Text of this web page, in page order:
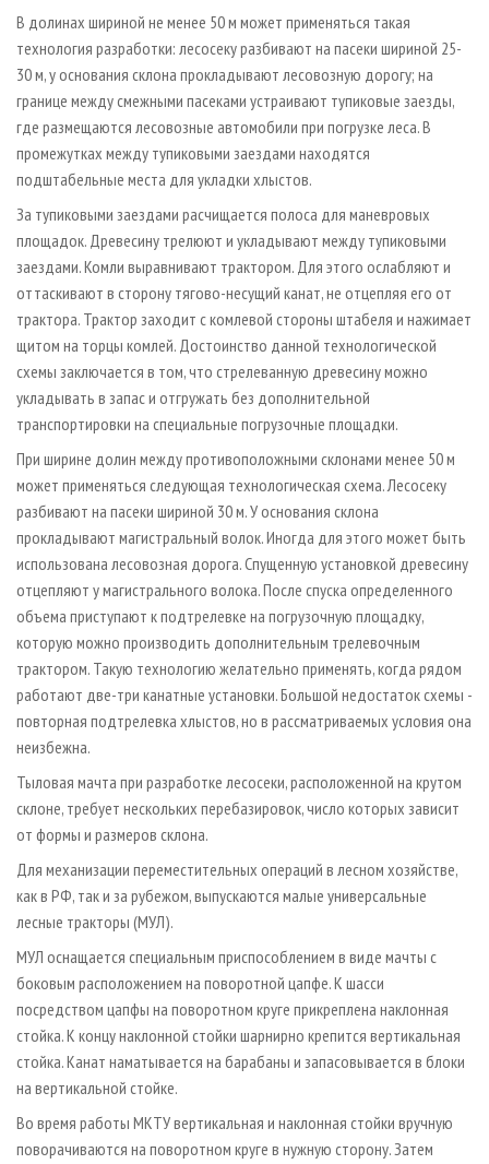
В долинах шириной не менее 50 м может применяться такая
технология разработки: лесосеку разбивают на пасеки шириной 25-
30 м, у основания склона прокладывают лесовозную дорогу; на
границе между смежными пасеками устраивают тупиковые заезды,
где размещаются лесовозные автомобили при погрузке леса. В
промежутках между тупиковыми заездами находятся
подштабельные места для укладки хлыстов.
За тупиковыми заездами расчищается полоса для маневровых
площадок. Древесину трелюют и укладывают между тупиковыми
заездами. Комли выравнивают трактором. Для этого ослабляют и
оттаскивают в сторону тягово­-несущий канат, не отцепляя его от
трактора. Трактор заходит с комлевой стороны штабеля и нажимает
щитом на торцы комлей. Достоинство данной технологической
схемы заключается в том, что стрелеванную древесину можно
укладывать в запас и отгружать без дополнительной
транспортировки на специальные погрузочные площадки.
При ширине долин между противоположными склонами менее 50 м
может применяться следующая технологическая схема. Лесосеку
разбивают на пасеки шириной 30 м. У основания склона
прокладывают магистральный волок. Иногда для этого может быть
использована лесовозная дорога. Спущенную установкой древесину
отцепляют у магистрального волока. После спуска определенного
объема приступают к подтрелевке на погрузочную площадку,
которую можно производить дополнительным трелевочным
трактором. Такую технологию желательно применять, когда рядом
работают две-три канатные установки. Большой недостаток схемы -
повторная подтрелевка хлыстов, но в рассматриваемых условия она
неизбежна.
Тыловая мачта при разработке лесосеки, расположенной на крутом
склоне, требует нескольких перебазировок, число которых зависит
от формы и размеров склона.
Для механизации переместительных операций в лесном хозяйстве,
как в РФ, так и за рубежом, выпускаются малые универсальные
лесные тракторы (МУЛ).
МУЛ оснащается специальным приспособлением в виде мачты с
боковым расположением на поворотной цапфе. К шасси
посредством цапфы на поворотном круге прикреплена наклонная
стойка. К концу наклонной стойки шарнирно крепится вертикальная
стойка. Канат наматывается на барабаны и запасовывается в блоки
на вертикальной стойке.
Во время работы МКТУ вертикальная и наклонная стойки вручную
поворачиваются на поворотном круге в нужную сторону. Затем